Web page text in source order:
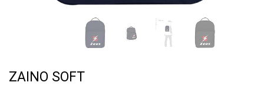
ZAINO SOFT